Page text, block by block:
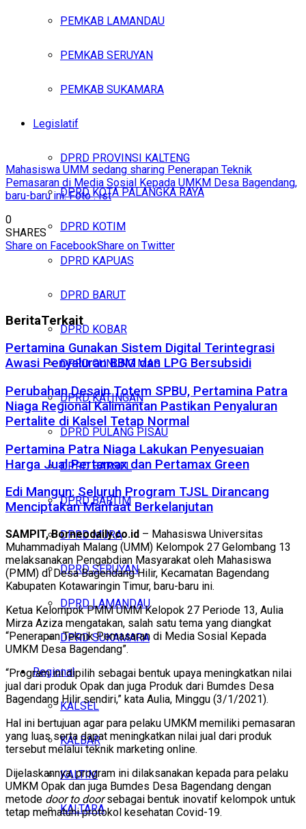
PEMKAB LAMANDAU
PEMKAB SERUYAN
PEMKAB SUKAMARA
Legislatif
DPRD PROVINSI KALTENG
DPRD KOTA PALANGKA RAYA
DPRD KOTIM
DPRD KAPUAS
DPRD BARUT
DPRD KOBAR
DPRD GUNUNG MAS
DPRD KATINGAN
DPRD PULANG PISAU
DPRD BARSEL
DPRD BARTIM
DPRD MURA
DPRD SERUYAN
DPRD LAMANDAU
DPRD SUKAMARA
Regional
KALSEL
KALBAR
KALTIM
KALTARA
Mahasiswa UMM sedang sharing Penerapan Teknik
Pemasaran di Media Sosial Kepada UMKM Desa Bagendang,
baru-baru ini. Foto : Ist
0
SHARES
Share on FacebookShare on Twitter
BeritaTerkait
Pertamina Gunakan Sistem Digital Terintegrasi
Awasi Penyaluran BBM dan LPG Bersubsidi
Perubahan Desain Totem SPBU, Pertamina Patra
Niaga Regional Kalimantan Pastikan Penyaluran
Pertalite di Kalsel Tetap Normal
Pertamina Patra Niaga Lakukan Penyesuaian
Harga Jual Pertamax dan Pertamax Green
Edi Mangun: Seluruh Program TJSL Dirancang
Menciptakan Manfaat Berkelanjutan
SAMPIT, Borneodaily.co.id – Mahasiswa Universitas
Muhammadiyah Malang (UMM) Kelompok 27 Gelombang 13
melaksanakan Pengabdian Masyarakat oleh Mahasiswa
(PMM) di Desa Bagendang Hilir, Kecamatan Bagendang
Kabupaten Kotawaringin Timur, baru-baru ini.
Ketua Kelompok PMM UMM Kelopok 27 Periode 13, Aulia
Mirza Aziza mengatakan, salah satu tema yang diangkat
“Penerapan Teknik Pemasaran di Media Sosial Kepada
UMKM Desa Bagendang”.
“Program ini dipilih sebagai bentuk upaya meningkatkan nilai
jual dari produk Opak dan juga Produk dari Bumdes Desa
Bagendang Hilir sendiri,” kata Aulia, Minggu (3/1/2021).
Hal ini bertujuan agar para pelaku UMKM memiliki pemasaran
yang luas serta dapat meningkatkan nilai jual dari produk
tersebut melalui teknik marketing online.
Dijelaskannya, program ini dilaksanakan kepada para pelaku
UMKM Opak dan juga Bumdes Desa Bagendang dengan
metode door to doorsebagai bentuk inovatif kelompok untuk
tetap mematuhi protokol kesehatan Covid-19.